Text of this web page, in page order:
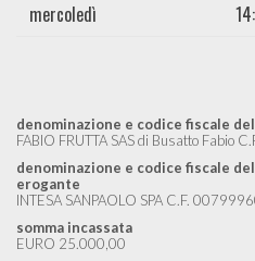
mercoledì
denominazione e codice fiscale
FABIO FRUTTA SAS di Busatto Fabio
denominazione e codice fiscale
erogante
INTESA SANPAOLO SPA C.F.
somma incassata
EURO 25.000,00